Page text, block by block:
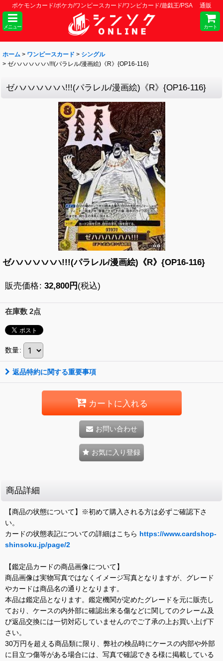
ポケモンカード/ポケカ/ワンピースカード/ワンピカード/遊戯王/PSA 通販
メニュー カート
ホーム > ワンピースカード > シングル
> ゼハハハハハハ!!!(パラレル/漫画絵)《R》{OP16-116}
ゼハハハハハハ!!!(パラレル/漫画絵)《R》{OP16-116}
ゼハハハハハハ!!!(パラレル/漫画絵)《R》{OP16-116}
販売価格: 32,800円 (税込)
在庫数 2点
数量:
返品特約に関する重要事項
カートに入れる
お問い合わせ
お気に入り登録
商品詳細
【商品の状態について】※初めて購入される方は必ずご確認下さ
い。
カードの状態表記についての詳細はこちら https://www.cardshop-
shinsoku.jp/page/2
【鑑定品カードの商品画像について】
商品画像は実物写真ではなくイメージ写真となりますが、グレード
やカードは商品名の通りとなります。
本品は鑑定品となります。鑑定機関が定めたグレードを元に販売し
ており、ケースの内外部に確認出来る傷などに関してのクレーム及
び返品交換には一切対応していませんのでご了承の上お買い上げ下
さい。
30万円を超える商品類に限り、弊社の検品時にケースの内部や外部
に目立つ傷等がある場合には、写真で確認できる様に掲載している